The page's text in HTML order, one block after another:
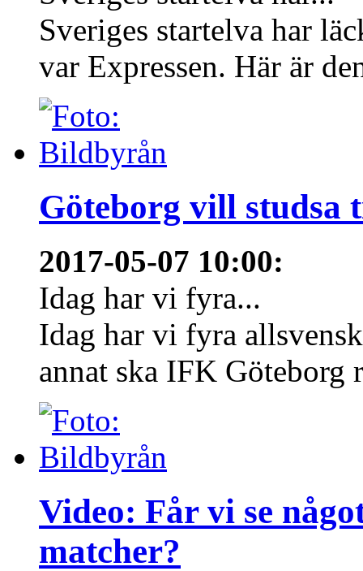
Sveriges startelva har
var Expressen. Här är
Göteborg vill studsa
2017-05-07 10:00:
Idag har vi fyra...
Idag har vi fyra
annat ska IFK Göteborg
Video: Får vi se
matcher?